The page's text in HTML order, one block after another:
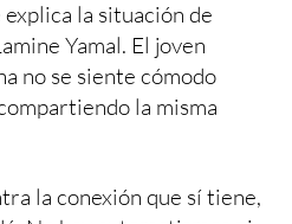
la situación de
Yamal. El joven
no se siente cómodo
la misma
la conexión que sí tiene,